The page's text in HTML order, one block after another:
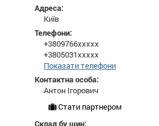
Адреса:
Київ
Телефони:
+3809766xxxxx
+3805031xxxxx
Показати телефони
Контактна особа:
Антон Ігорович
Стати партнером
Склад бу шин: